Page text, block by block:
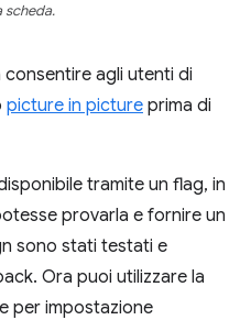
scheda.
agli utenti di
picture in picture prima di
tramite un flag, in
provarla e fornire un
sono stati testati e
Ora puoi utilizzare la
per impostazione